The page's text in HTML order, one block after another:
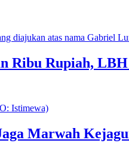
Ribu Rupiah,
Marwah